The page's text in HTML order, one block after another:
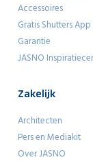
Accessoires
Gratis Shutters App
Garantie
JASNO
Zakelijk
Architecten
Pers en Mediakit
Over JASNO